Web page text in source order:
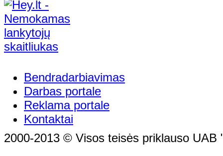
Bendradarbiavimas
Darbas portale
Reklama portale
Kontaktai
2000-2013 © Visos teisės priklauso UAB